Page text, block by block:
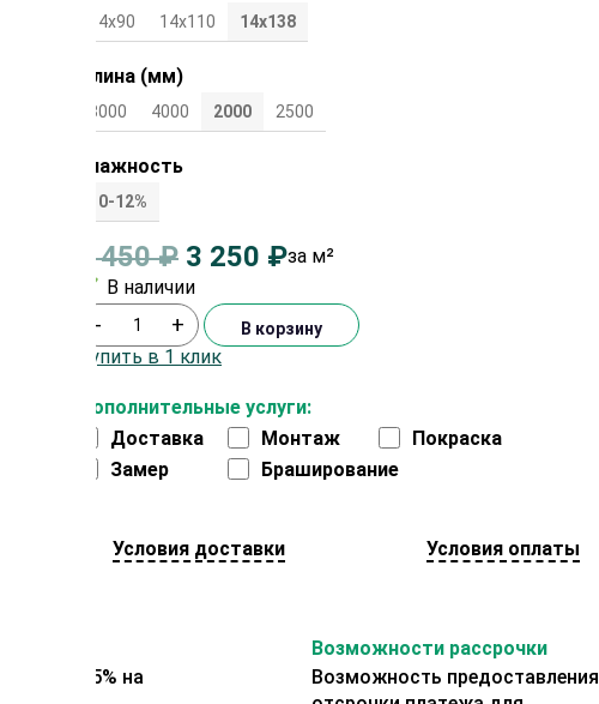
14х90 14х110 14x138
Длина (мм)
3000 4000 2000 2500
Влажность
10-12%
3 450₽ 3 250 ₽за м²
В наличии
Дополнительные услуги:
Доставка
Монтаж
Покраска
Замер
Браширование
- + В корзину
Купить в 1 клик
Условия доставки Условия оплаты
скидку 5% на
Возможности рассрочки
Возможность предоставления